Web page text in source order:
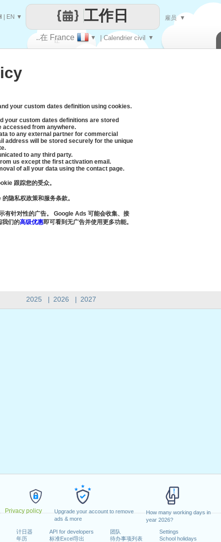
Privacy policy
Upgrade your account to remove
ads & more
How many working days in
year 2026?
计日器
年历
API for developers
标准Excel导出
团队
待办事项列表
Settings
School holidays
让
..在 France ▼ | Calendrier civil ▼
工作日
EN ▼ 雇员 ▼
2025 | 2026 | 2027
your custom dates definition using cookies.
your custom dates definitions are stored
accessed from anywhere.
to any external partner for commercial
address will be stored securely for the unique
to any third party.
us except the first activation email.
of all your data using the contact page.
跟踪您的受众。
隐私权政策和服务条款。
有针对性的广告。 Google Ads 可能会收集、接
我们的高级优惠即可看到无广告并使用更多功能。